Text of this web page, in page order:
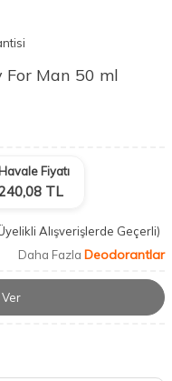
For Man 50 ml
Havale Fiyatı
TL
Alışverişlerde Geçerli)
Daha Fazla Deodorantlar